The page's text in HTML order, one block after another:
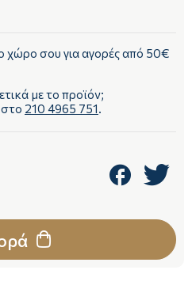
σου για αγορές από 50€
με το προϊόν;
210 4965 751.